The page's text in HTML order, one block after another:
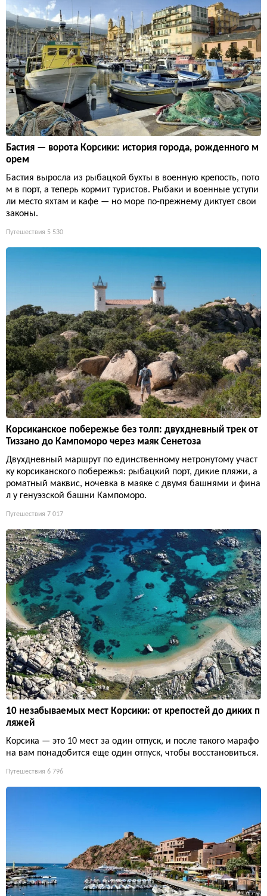
Бастия — ворота Корсики: история города, рожденного м
орем
Бастия выросла из рыбацкой бухты в военную крепость, пото
м в порт, а теперь кормит туристов. Рыбаки и военные уступи
ли место яхтам и кафе — но море по-прежнему диктует свои
законы.
Путешествия 5 530
Корсиканское побережье без толп: двухдневный трек от
Тиззано до Кампоморо через маяк Сенетоза
Двухдневный маршрут по единственному нетронутому участ
ку корсиканского побережья: рыбацкий порт, дикие пляжи, а
роматный маквис, ночевка в маяке с двумя башнями и фина
л у генуэзской башни Кампоморо.
Путешествия 7 017
10 незабываемых мест Корсики: от крепостей до диких п
ляжей
Корсика — это 10 мест за один отпуск, и после такого марафо
на вам понадобится еще один отпуск, чтобы восстановиться.
Путешествия 6 796